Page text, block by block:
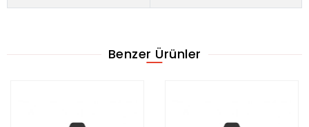
Benzer Ürünler